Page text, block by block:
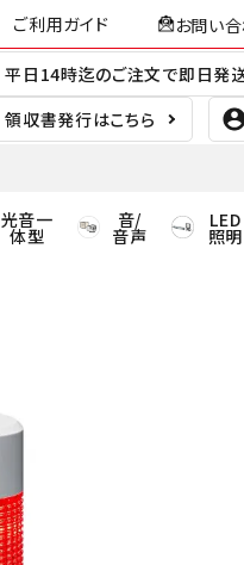
ご利用ガイド お問い
平日14時迄のご注文で即日発
領収書発行はこちら
光音一
体型
音/
音声
LED
照明